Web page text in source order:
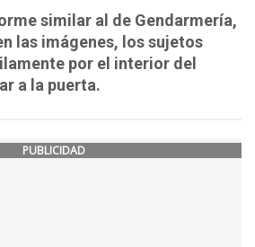
similar al de Gendarmería,
las imágenes, los sujetos
por el interior del
a la puerta.
PUBLICIDAD